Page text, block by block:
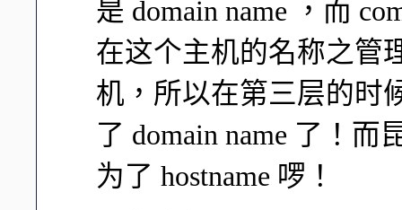
是 domain name ，而
在这个主机的名称之管
机，所以在第三层的时
了 domain name 了！而
为了 hostname 啰！